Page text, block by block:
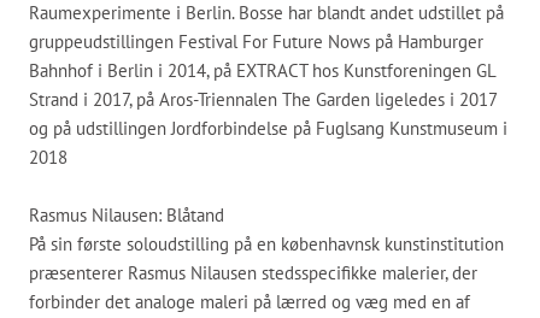
Raumexperimente i Berlin. Bosse har blandt andet udstillet på
gruppeudstillingen Festival For Future Nows på Hamburger
Bahnhof i Berlin i 2014, på EXTRACT hos Kunstforeningen GL
Strand i 2017, på Aros-Triennalen The Garden ligeledes i 2017
og på udstillingen Jordforbindelse på Fuglsang Kunstmuseum i
2018
Rasmus Nilausen: Blåtand
På sin første soloudstilling på en københavnsk kunstinstitution
præsenterer Rasmus Nilausen stedsspecifikke malerier, der
forbinder det analoge maleri på lærred og væg med en af